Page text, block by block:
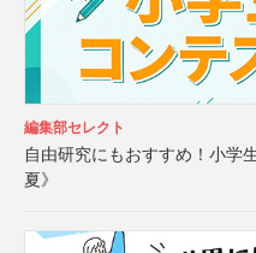
編集部セレクト
自由研究にもおすすめ！小学
夏》